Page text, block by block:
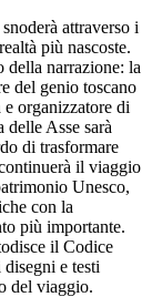
attraverso i
più nascoste.
della narrazione: la
del genio toscano
organizzatore di
Asse sarà
di trasformare
il viaggio
Unesco,
con la
più importante.
il Codice
e testi
del viaggio.